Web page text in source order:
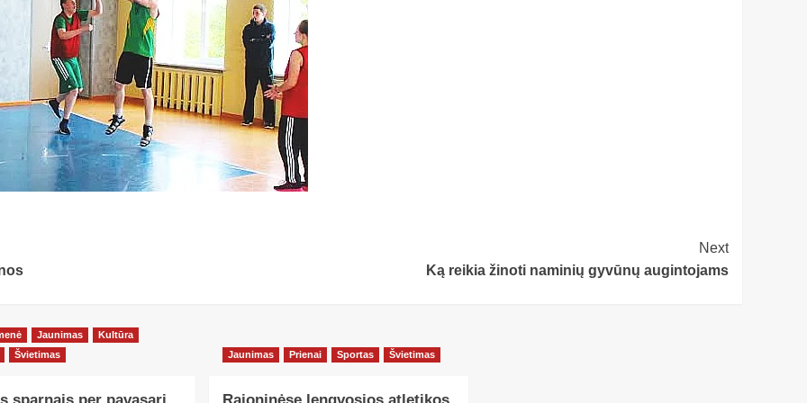
Next
Ką reikia žinoti naminių gyvūnų augintojams
Jaunimas
Kultūra
Švietimas Jaunimas Prienai Sportas Švietimas